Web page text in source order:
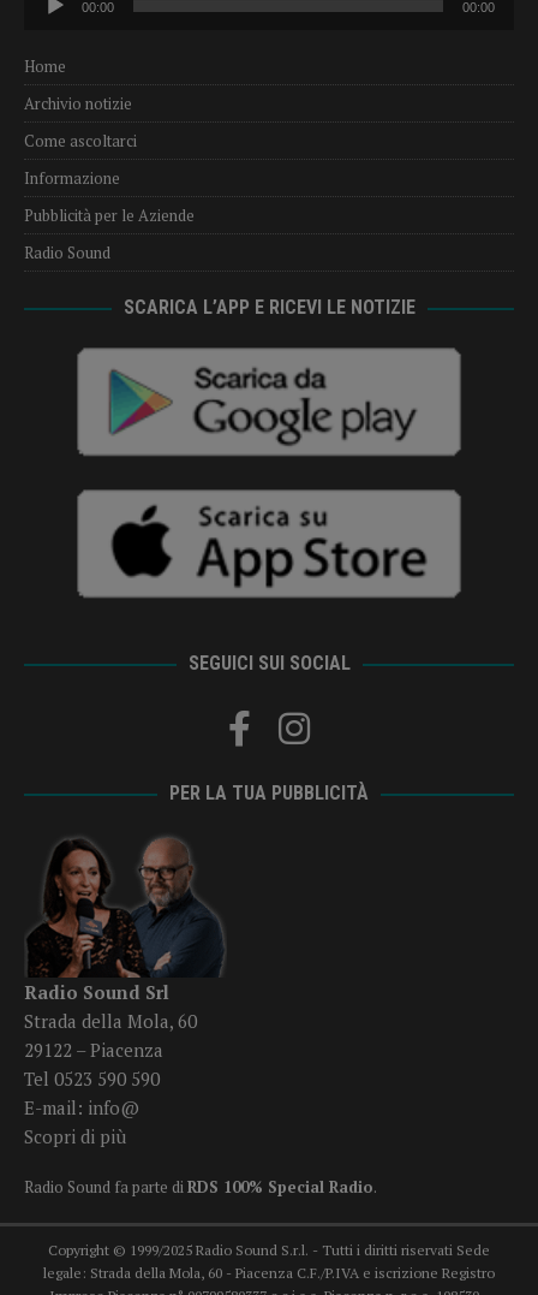
Player
00:00 00:00
Home
Archivio notizie
Come ascoltarci
Informazione
Pubblicità per le Aziende
Radio Sound
SCARICA L’APP E RICEVI LE NOTIZIE
SEGUICI SUI SOCIAL
PER LA TUA PUBBLICITÀ
Radio Sound Srl
Strada della Mola, 60
29122 – Piacenza
Tel 0523 590 590
E-mail: info@
Scopri di più
Radio Sound fa parte diRDS 100% Special Radio.
Copyright © 1999/2025 Radio Sound S.r.l. - Tutti i diritti riservati Sede
legale: Strada della Mola, 60 - Piacenza C.F./P.IVA e iscrizione Registro